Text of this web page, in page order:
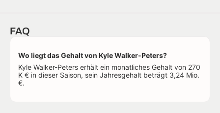
FAQ
Wo liegt das Gehalt von Kyle Walker-Peters?
Kyle Walker-Peters erhält ein monatliches Gehalt von 270
K € in dieser Saison, sein Jahresgehalt beträgt 3,24 Mio.
€.